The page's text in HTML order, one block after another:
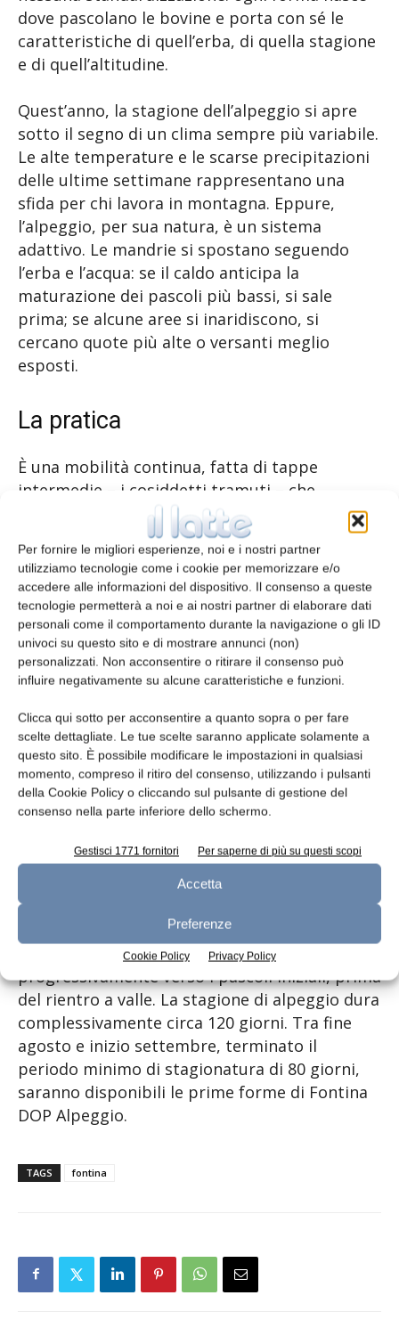
Per fornire le migliori esperienze, noi e i nostri partner
utilizziamo tecnologie come i cookie per memorizzare e/o
accedere alle informazioni del dispositivo. Il consenso a queste
tecnologie permetterà a noi e ai nostri partner di elaborare dati
personali come il comportamento durante la navigazione o gli ID
univoci su questo sito e di mostrare annunci (non)
personalizzati. Non acconsentire o ritirare il consenso può
influire negativamente su alcune caratteristiche e funzioni.
Clicca qui sotto per acconsentire a quanto sopra o per fare
scelte dettagliate. Le tue scelte saranno applicate solamente a
questo sito. È possibile modificare le impostazioni in qualsiasi
momento, compreso il ritiro del consenso, utilizzando i pulsanti
della Cookie Policy o cliccando sul pulsante di gestione del
consenso nella parte inferiore dello schermo.
Gestisci 1771 fornitori Per saperne di più su questi scopi
Accetta
Preferenze
Cookie Policy Privacy Policy
dove pascolano le bovine e porta con sé le
caratteristiche di quell’erba, di quella stagione
e di quell’altitudine.
Quest’anno, la stagione dell’alpeggio si apre
sotto il segno di un clima sempre più variabile.
Le alte temperature e le scarse precipitazioni
delle ultime settimane rappresentano una
sfida per chi lavora in montagna. Eppure,
l’alpeggio, per sua natura, è un sistema
adattivo. Le mandrie si spostano seguendo
l’erba e l’acqua: se il caldo anticipa la
maturazione dei pascoli più bassi, si sale
prima; se alcune aree si inaridiscono, si
cercano quote più alte o versanti meglio
esposti.
La pratica
È una mobilità continua, fatta di tappe
intermedie – i cosiddetti tramuti – che
scandiscono la salita verso gli alpeggi più
elevati. Un sapere pratico che permette di
gestire anche condizioni climatiche complesse,
sfruttando un vantaggio naturale: in quota le
temperature restano più miti, garantendo
migliori condizioni di benessere per gli animali
e una qualità superiore del latte.
procedendo in modo positivo. La presenza di
riserve idriche naturali, tra ruscelli alpini e
bacini alimentati dai ghiacciai, consente
ancora oggi di sostenere l’attività di alpeggio.
legato più al clima che alle date. I primi alpeggi
iniziano tra fine maggio e giugno a quote più
basse; a luglio e agosto si sale stabilmente
sopra ai 2.000 metri, mentre tra fine agosto e
settembre le mandrie ridiscendono
progressivamente verso i pascoli iniziali, prima
del rientro a valle. La stagione di alpeggio dura
complessivamente circa 120 giorni. Tra fine
agosto e inizio settembre, terminato il
periodo minimo di stagionatura di 80 giorni,
saranno disponibili le prime forme di Fontina
DOP Alpeggio.
TAGS fontina